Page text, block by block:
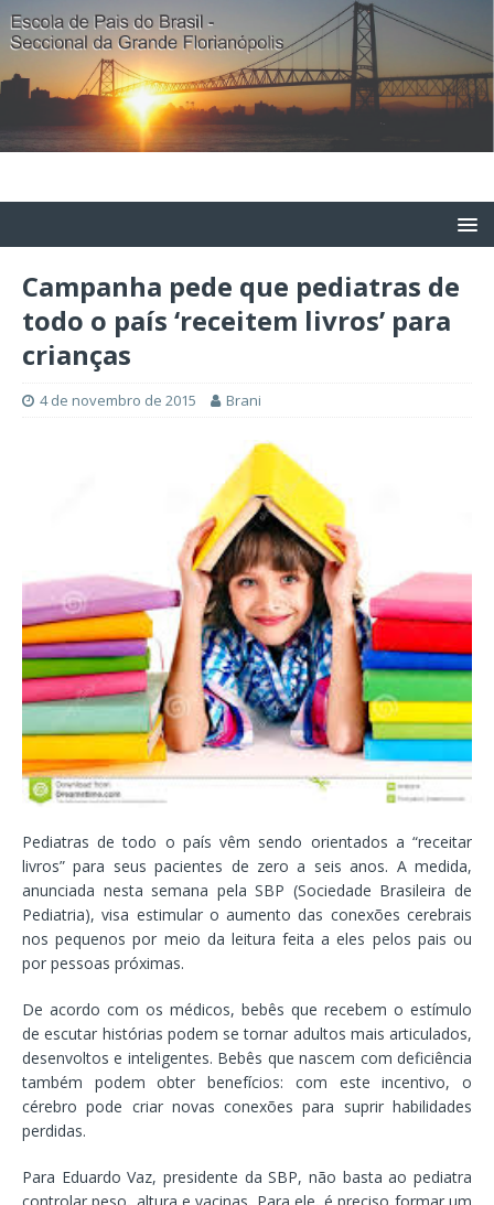
Campanha pede que pediatras de
todo o país ‘receitem livros’ para
crianças
4 de novembro de 2015 Brani
Pediatras de todo o país vêm sendo orientados a “receitar
livros” para seus pacientes de zero a seis anos. A medida,
anunciada nesta semana pela SBP (Sociedade Brasileira de
Pediatria), visa estimular o aumento das conexões cerebrais
nos pequenos por meio da leitura feita a eles pelos pais ou
por pessoas próximas.
De acordo com os médicos, bebês que recebem o estímulo
de escutar histórias podem se tornar adultos mais articulados,
desenvoltos e inteligentes. Bebês que nascem com deficiência
também podem obter benefícios: com este incentivo, o
cérebro pode criar novas conexões para suprir habilidades
perdidas.
Para Eduardo Vaz, presidente da SBP, não basta ao pediatra